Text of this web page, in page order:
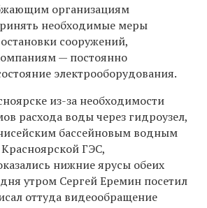
организациям
необходимые меры
сооружений,
— постоянно
электрооборудования.
из-за необходимости
расхода воды через гидроузел,
бассейновым водным
ГЭС,
нижние ярусы обеих
утром Сергей Еремин посетил
оттуда видеообращение